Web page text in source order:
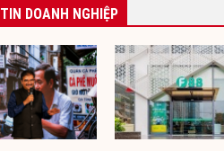
DOANH NGHIỆP